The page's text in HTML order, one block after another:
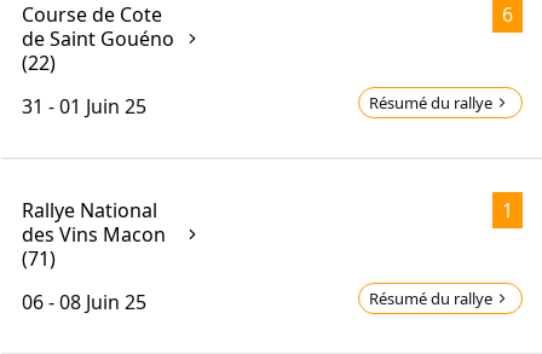
Course de Cote
de Saint Gouéno
(22)
31 - 01 Juin 25
6
Résumé du rallye
Rallye National
des Vins Macon
(71)
06 - 08 Juin 25
1
Résumé du rallye